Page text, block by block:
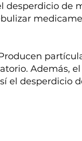
de
Además,
el desperdicio